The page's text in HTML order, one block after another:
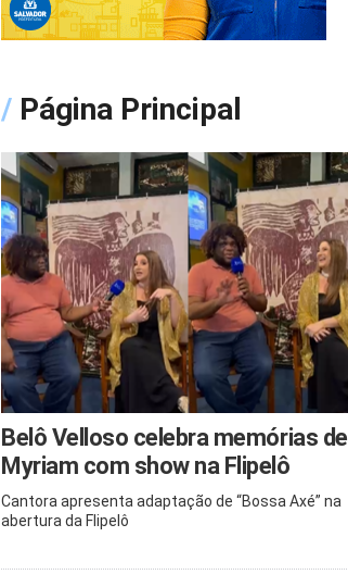
/ Página Principal
Belô Velloso celebra memórias de
Myriam com show na Flipelô
Cantora apresenta adaptação de “Bossa Axé” na
abertura da Flipelô